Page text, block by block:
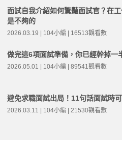
面試自我介紹如何驚豔面試官？在工
是不夠的
2026.03.19 | 104小編 | 16513觀看數
做完這6項面試準備，你已經幹掉一
2026.05.01 | 104小編 | 89541觀看數
避免求職面試出局！11句話面試時
2026.03.11 | 104小編 | 21530觀看數